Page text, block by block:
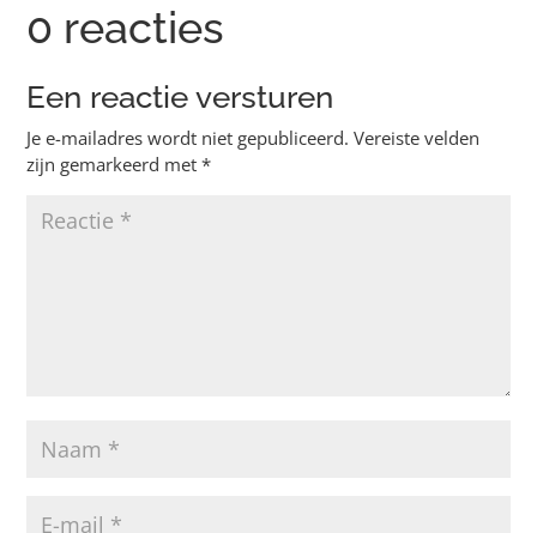
0 reacties
Een reactie versturen
Je e-mailadres wordt niet gepubliceerd. Vereiste velden
zijn gemarkeerd met*